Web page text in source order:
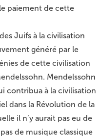
paiement de cette
Juifs à la civilisation
généré par le
de cette civilisation
Mendelssohn
contribua à la civilisation
dans la Révolution de la
il n’y aurait pas eu de
de musique classique